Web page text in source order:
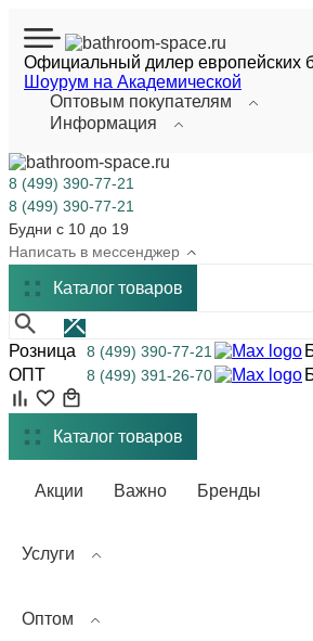
Официальный дилер европейских
Шоурум на Академической
Оптовым покупателям
Информация
8 (499) 390-77-21
8 (499) 390-77-21
Будни с 10 до 19
Написать в мессенджер
Каталогтоваров
Розница 8 (499) 390-77-21
ОПТ
8 (499) 391-26-70
Каталог товаров
Акции Важно Бренды
Услуги
Оптом